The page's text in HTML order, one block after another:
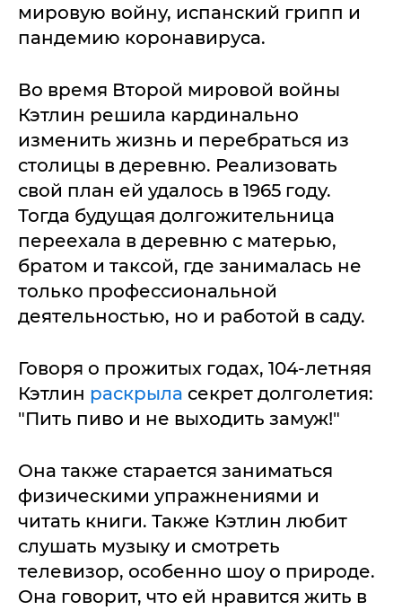
мировую войну, испанский грипп и
пандемию коронавируса.
Во время Второй мировой войны
Кэтлин решила кардинально
изменить жизнь и перебраться из
столицы в деревню. Реализовать
свой план ей удалось в 1965 году.
Тогда будущая долгожительница
переехала в деревню с матерью,
братом и таксой, где занималась не
только профессиональной
деятельностью, но и работой в саду.
Говоря о прожитых годах, 104-летняя
Кэтлин раскрыла секрет долголетия:
"Пить пиво и не выходить замуж!"
Она также старается заниматься
физическими упражнениями и
читать книги. Также Кэтлин любит
слушать музыку и смотреть
телевизор, особенно шоу о природе.
Она говорит, что ей нравится жить в